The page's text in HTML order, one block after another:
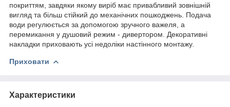
покриттям, завдяки якому виріб має привабливий зовнішній
вигляд та більш стійкий до механічних пошкоджень. Подача
води регулюється за допомогою зручного важеля, а
перемикання у душовий режим - дивертором. Декоративні
накладки приховають усі недоліки настінного монтажу.
Приховати
Характеристики